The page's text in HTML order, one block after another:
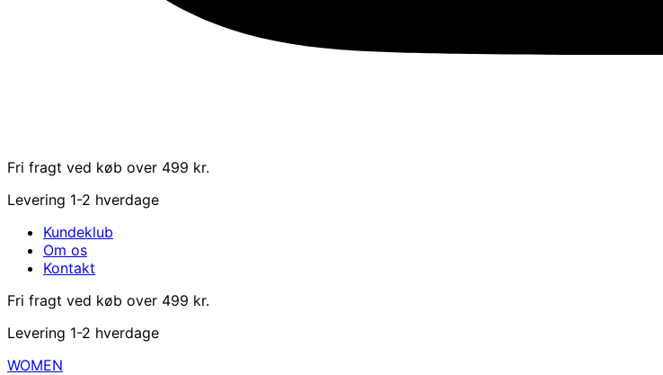
Fri fragt ved køb over 499 kr.
Levering 1-2 hverdage
Kundeklub
Om os
Kontakt
Fri fragt ved køb over 499 kr.
Levering 1-2 hverdage
WOMEN